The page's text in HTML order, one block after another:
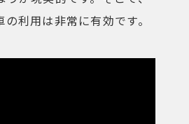
利用は非常に有効です。